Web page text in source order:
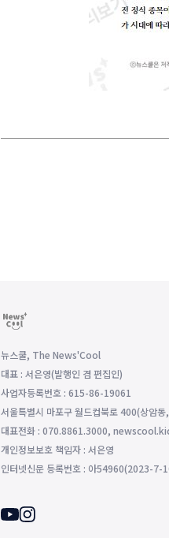
뉴스쿨, The News'Cool
대표 : 서은영(발행인 겸 편집인)
사업자등록번호 : 615-86-19061
서울특별시 마포구 월드컵북로 400(상암
대표전화 : 070.8861.3000,
개인정보보호 책임자 : 서은영
인터넷신문 등록번호 : 아54960(2023-